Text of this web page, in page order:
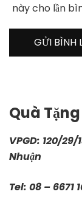
này cho lần
Quà
VPGD: 120/
Nhuận
Tel: 08 – 6671